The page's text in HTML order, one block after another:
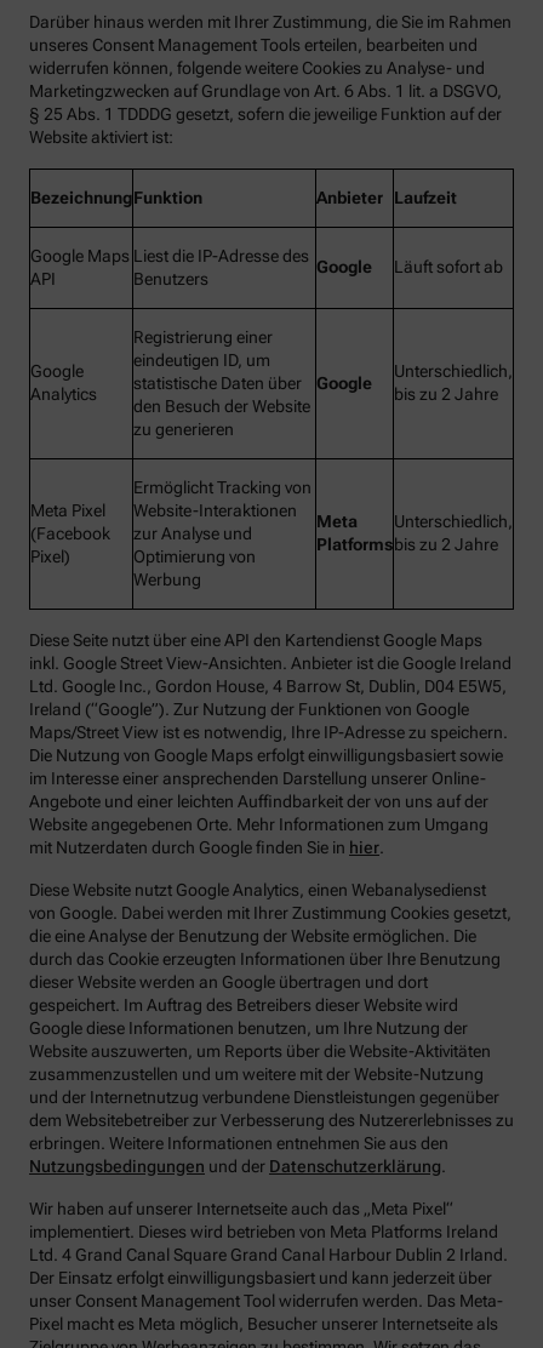
Darüber hinaus werden mit Ihrer Zustimmung, die Sie im Rahmen
unseres Consent Management Tools erteilen, bearbeiten und
widerrufen können, folgende weitere Cookies zu Analyse- und
Marketingzwecken auf Grundlage von Art. 6 Abs. 1 lit. a DSGVO,
§ 25 Abs. 1 TDDDG gesetzt, sofern die jeweilige Funktion auf der
Website aktiviert ist:
BezeichnungFunktion Anbieter Laufzeit
Google Maps
API
Liest die IP-Adresse des
Benutzers
Google Läuft sofort ab
Google
Analytics
Registrierung einer
eindeutigen ID, um
statistische Daten über
den Besuch der Website
zu generieren
Google
Unterschiedlich,
bis zu 2 Jahre
Meta Pixel
(Facebook
Pixel)
Ermöglicht Tracking von
Website-Interaktionen
zur Analyse und
Optimierung von
Werbung
Meta
Platforms
Unterschiedlich,
bis zu 2 Jahre
Diese Seite nutzt über eine API den Kartendienst Google Maps
inkl. Google Street View-Ansichten. Anbieter ist die Google Ireland
Ltd. Google Inc., Gordon House, 4 Barrow St, Dublin, D04 E5W5,
Ireland (“Google”). Zur Nutzung der Funktionen von Google
Maps/Street View ist es notwendig, Ihre IP-Adresse zu speichern.
Die Nutzung von Google Maps erfolgt einwilligungsbasiert sowie
im Interesse einer ansprechenden Darstellung unserer Online-
Angebote und einer leichten Auffindbarkeit der von uns auf der
Website angegebenen Orte. Mehr Informationen zum Umgang
mit Nutzerdaten durch Google finden Sie in hier.
Diese Website nutzt Google Analytics, einen Webanalysedienst
von Google. Dabei werden mit Ihrer Zustimmung Cookies gesetzt,
die eine Analyse der Benutzung der Website ermöglichen. Die
durch das Cookie erzeugten Informationen über Ihre Benutzung
dieser Website werden an Google übertragen und dort
gespeichert. Im Auftrag des Betreibers dieser Website wird
Google diese Informationen benutzen, um Ihre Nutzung der
Website auszuwerten, um Reports über die Website-Aktivitäten
zusammenzustellen und um weitere mit der Website-Nutzung
und der Internetnutzug verbundene Dienstleistungen gegenüber
dem Websitebetreiber zur Verbesserung des Nutzererlebnisses zu
erbringen. Weitere Informationen entnehmen Sie aus den
Nutzungsbedingungen und der Datenschutzerklärung.
Wir haben auf unserer Internetseite auch das „Meta Pixel“
implementiert. Dieses wird betrieben von Meta Platforms Ireland
Ltd. 4 Grand Canal Square Grand Canal Harbour Dublin 2 Irland.
Der Einsatz erfolgt einwilligungsbasiert und kann jederzeit über
unser Consent Management Tool widerrufen werden. Das Meta-
Pixel macht es Meta möglich, Besucher unserer Internetseite als